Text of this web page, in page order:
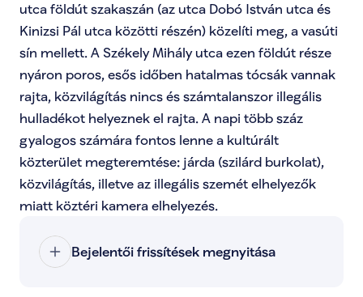
utca földút szakaszán (az utca Dobó István utca és
Kinizsi Pál utca közötti részén) közelíti meg, a vasúti
sín mellett. A Székely Mihály utca ezen földút része
nyáron poros, esős időben hatalmas tócsák vannak
rajta, közvilágítás nincs és számtalanszor illegális
hulladékot helyeznek el rajta. A napi több száz
gyalogos számára fontos lenne a kultúrált
közterület megteremtése: járda (szilárd burkolat),
közvilágítás, illetve az illegális szemét elhelyezők
miatt köztéri kamera elhelyezés.
Bejelentői frissítések megnyitása